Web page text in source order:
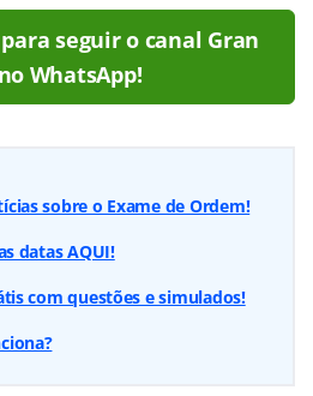
seguir o canal Gran
WhatsApp!
sobre o Exame de Ordem!
datas AQUI!
com questões e simulados!